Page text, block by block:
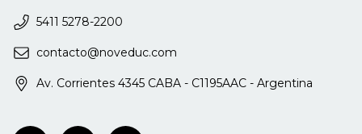
5411 5278-2200
contacto@noveduc.com
Av. Corrientes 4345 CABA - C1195AAC - Argentina